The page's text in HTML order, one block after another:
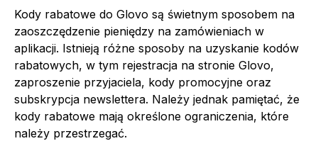
Kody rabatowe do Glovo są świetnym sposobem na
zaoszczędzenie pieniędzy na zamówieniach w
aplikacji. Istnieją różne sposoby na uzyskanie kodów
rabatowych, w tym rejestracja na stronie Glovo,
zaproszenie przyjaciela, kody promocyjne oraz
subskrypcja newslettera. Należy jednak pamiętać, że
kody rabatowe mają określone ograniczenia, które
należy przestrzegać.